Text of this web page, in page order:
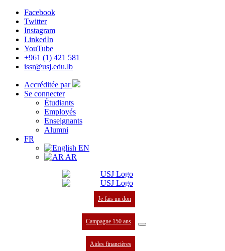
Facebook
Twitter
Instagram
LinkedIn
YouTube
+961 (1) 421 581
issr@usj.edu.lb
Accréditée par
Se connecter
Étudiants
Employés
Enseignants
Alumni
FR
EN
AR
Je fais un don
Campagne 150 ans
Aides financières